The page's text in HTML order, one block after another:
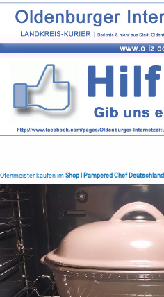
Ofenmeister kaufen im Shop | Pampered Chef Deutschland